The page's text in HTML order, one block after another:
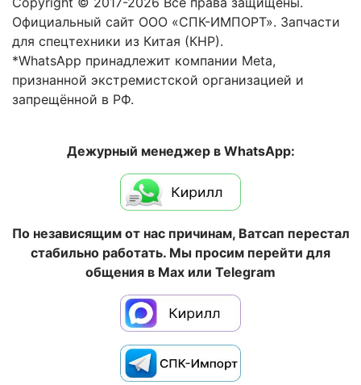
Официальный сайт ООО «СПК-ИМПОРТ». Запчасти
для спецтехники из Китая (КНР).
*WhatsApp принадлежит компании Meta,
признанной экстремистской организацией и
запрещённой в РФ.
Дежурный менеджер в WhatsApp:
По независящим от нас причинам, Ватсап перестал
стабильно работать. Мы просим перейти для
общения в Max или Telegram